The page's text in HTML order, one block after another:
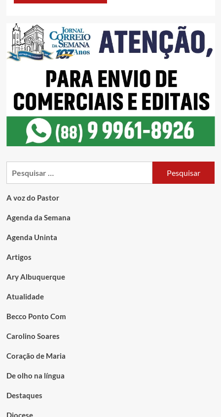
A voz do Pastor
Agenda da Semana
Agenda Uninta
Artigos
Ary Albuquerque
Atualidade
Becco Ponto Com
Carolino Soares
Coração de Maria
De olho na língua
Destaques
Diocese